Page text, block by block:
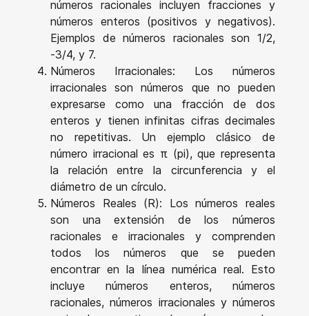
números racionales incluyen fracciones y
números enteros (positivos y negativos).
Ejemplos de números racionales son 1/2,
-3/4, y 7.
Números Irracionales: Los números
irracionales son números que no pueden
expresarse como una fracción de dos
enteros y tienen infinitas cifras decimales
no repetitivas. Un ejemplo clásico de
número irracional es π (pi), que representa
la relación entre la circunferencia y el
diámetro de un círculo.
Números Reales (R): Los números reales
son una extensión de los números
racionales e irracionales y comprenden
todos los números que se pueden
encontrar en la línea numérica real. Esto
incluye números enteros, números
racionales, números irracionales y números